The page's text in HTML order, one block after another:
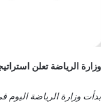
وزارة الرياضة تعلن
بدأت وزارة الرياضة